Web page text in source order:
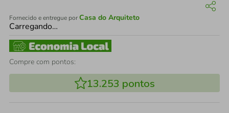
Fornecido e entregue porCasa do Arquiteto
Carregando…
Compre com pontos:
13.253 pontos